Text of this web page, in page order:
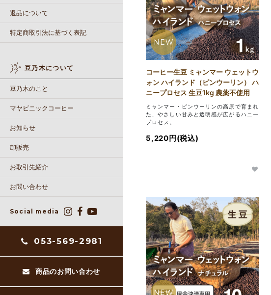
返品について
特定商取引法に基づく表記
豆乃木について
豆乃木のこと
マヤビニックコーヒー
お知らせ
卸販売
お取引先紹介
お問い合わせ
Social media
053-569-2981
商品のお問い合わせ
NEW
コーヒー生豆 ミャンマー ウェットウ
ォン ハイランド（ピンウーリン） ハ
ニープロセス 生豆1kg 農薬不使用
ミャンマー・ピンウーリンの高原で育まれ
た、やさしい甘みと透明感が広がるハニー
プロセス。
5,220円(税込)
NEW